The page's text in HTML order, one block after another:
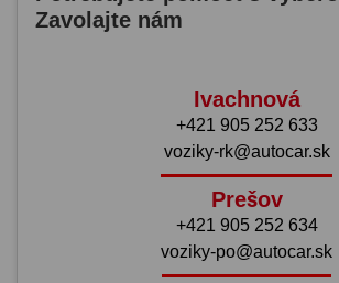
Zavolajte nám
Ivachnová
+421 905 252 633
voziky-rk@autocar.sk
Prešov
+421 905 252 634
voziky-po@autocar.sk